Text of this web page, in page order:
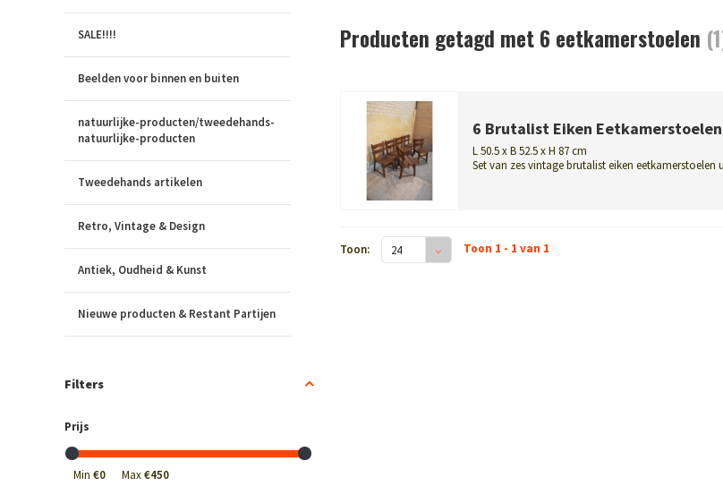
SALE!!!!
Beelden voor binnen en buiten
natuurlijke-producten/tweedehands-
natuurlijke-producten
Tweedehands artikelen
Retro, Vintage & Design
Antiek, Oudheid & Kunst
Nieuwe producten & Restant Partijen
Filters
Prijs
Min €0 Max€450
Producten getagd met 6 eetkamerstoelen
6 Brutalist Eiken Eetkamerstoelen
L 50.5 x B 52.5 x H 87 cm
Set van zes vintage brutalist eiken eetkamerstoelen
Toon: 24 Toon 1 - 1 van 1